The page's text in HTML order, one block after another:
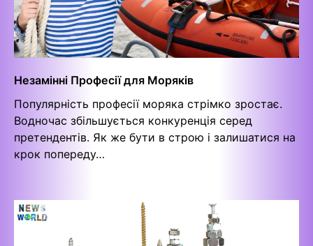
Незамінні Професії для Моряків
Популярність професії моряка стрімко зростає.
Водночас збільшується конкуренція серед
претендентів. Як же бути в строю і залишатися на
крок попереду…